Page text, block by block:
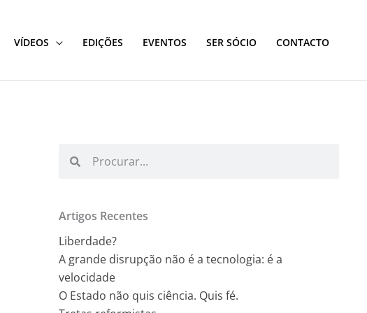
VÍDEOS EDIÇÕES EVENTOS SER SÓCIO CONTACTO
Artigos Recentes
Liberdade?
A grande disrupção não é a tecnologia: é a
velocidade
O Estado não quis ciência. Quis fé.